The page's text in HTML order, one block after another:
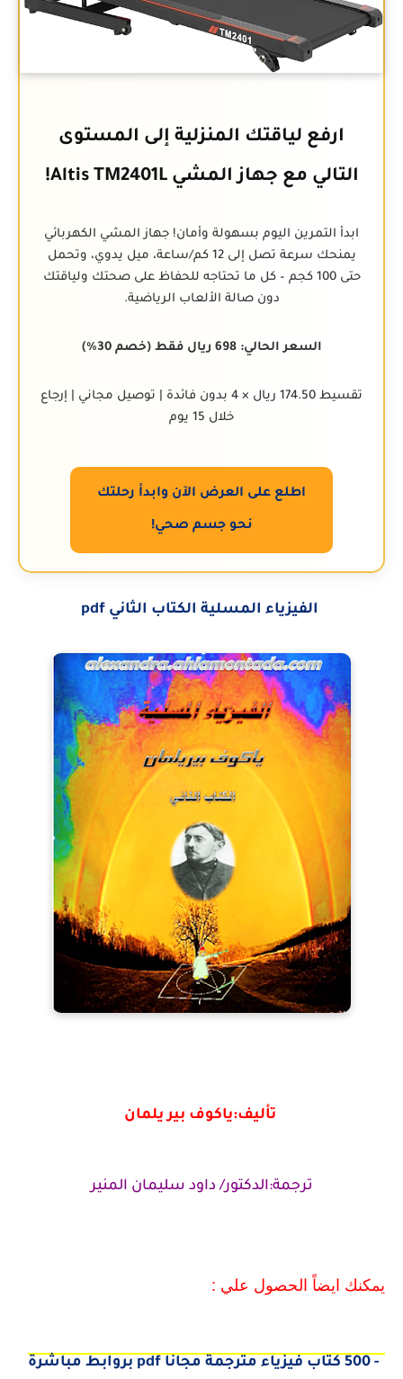
ارفع لياقتك المنزلية إلى المستوى
التالي مع جهاز المشي Altis TM2401L!
ابدأ التمرين اليوم بسهولة وأمان! جهاز المشي الكهربائي
يمنحك سرعة تصل إلى 12 كم/ساعة، ميل يدوي، وتحمل
حتى 100 كجم – كل ما تحتاجه للحفاظ على صحتك ولياقتك
دون صالة الألعاب الرياضية.
السعر الحالي: 698 ريال فقط (خصم 30%)
تقسيط 174.50 ريال × 4 بدون فائدة | توصيل مجاني | إرجاع
خلال 15 يوم
اطلع على العرض الآن وابدأ رحلتك
نحو جسم صحي!
الفيزياء المسلية الكتاب الثاني pdf
تأليف:ياكوف بير يلمان
ترجمة:الدكتور/ داود سليمان المنير
يمكنك ايضاً الحصول علي :